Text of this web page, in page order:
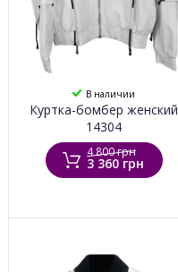
В наличии
Куртка-бомбер женский
14304
4 800 грн
3 360 грн